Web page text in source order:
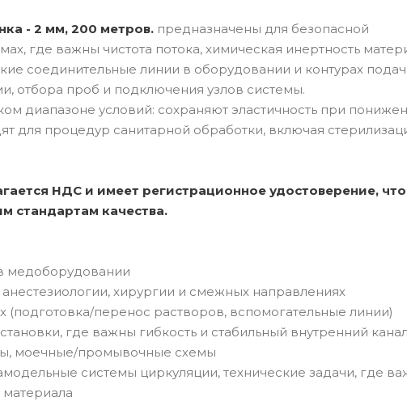
- 2 мм, 200 метров. предназначены для безопасной
где важны чистота потока, химическая инертность
соединительные линии в оборудовании и контурах
отбора проб и подключения узлов системы.
диапазоне условий: сохраняют эластичность при
для процедур санитарной обработки, включая
НДС и имеет регистрационное удостоверение, что
стандартам качества.
медоборудовании
хирургии и смежных направлениях
перенос растворов, вспомогательные линии)
где важны гибкость и стабильный внутренний канал
моечные/промывочные схемы
системы циркуляции, технические задачи, где
материала